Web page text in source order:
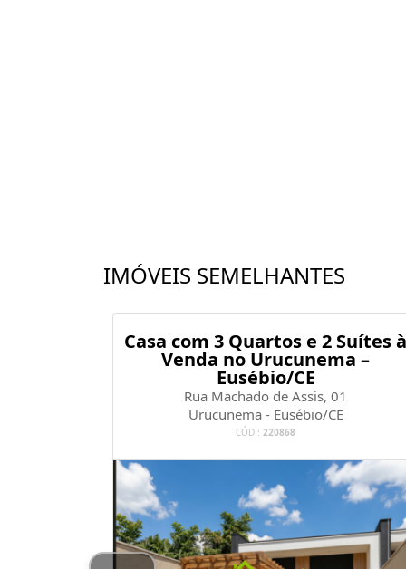
IMÓVEIS SEMELHANTES
Casa com 3 Quartos e 2 Suítes à
Venda no Urucunema –
Eusébio/CE
Rua Machado de Assis, 01
Urucunema - Eusébio/CE
CÓD.: 220868